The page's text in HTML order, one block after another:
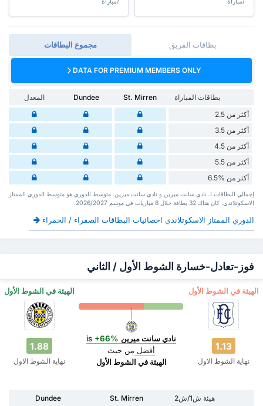
مجموع البطاقات بطاقات الفريق
DATA FOR PREMIUM MEMBERS ONLY
بطاقات المباراة St. Mirren
Dundee
المعدل
أكثر من 2.5
أكثر من 3.5
أكثر من 4.5
أكثر من 5.5
أكثر من %6.5
إجمالي البطاقات لـ نادي سانت ميرين و نادي سانت ميرين. متوسط الدوري هو متوسط الدوري الممتاز
الاسكوتلاندي. كان هناك 32 بطاقة ‏خلال 8 مباريات في موسم 2026/2027.
الدوري الممتاز الاسكوتلاندي احصائيات البطاقات الصفراء / الحمراء
فوز-تعادل-خسارة الشوط الأول / الثاني
‏الهيئة في الشوط الأول ‏الهيئة في الشوط الأول
1.88
نهاية الشوط الاول
نادي سانت ميرين +66%
أفضل من حيث
‏الهيئة في الشوط الأول
1.13
نهاية الشوط الاول
هيئة ش1/ش2 St. Mirren
Dundee